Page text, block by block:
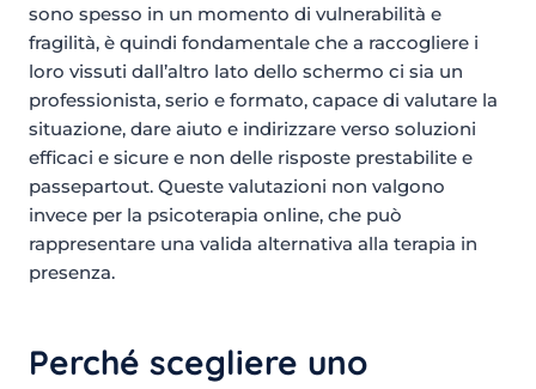
sono spesso in un momento di vulnerabilità e
fragilità, è quindi fondamentale che a raccogliere i
loro vissuti dall’altro lato dello schermo ci sia un
professionista, serio e formato, capace di valutare la
situazione, dare aiuto e indirizzare verso soluzioni
efficaci e sicure e non delle risposte prestabilite e
passepartout. Queste valutazioni non valgono
invece per la psicoterapia online, che può
rappresentare una valida alternativa alla terapia in
presenza.
Perché scegliere uno